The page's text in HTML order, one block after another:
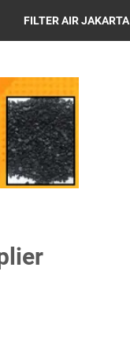
FILTER AIR JAKARTA